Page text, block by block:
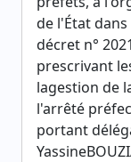
de l'État
décret n°
prescrivant
lagestion de
l'arrêté
portant